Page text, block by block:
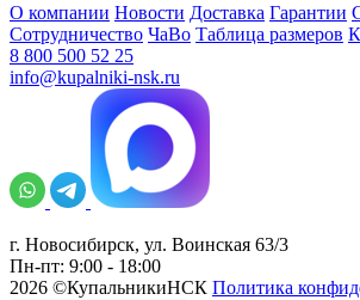
О компании Новости Доставка Гарантии
Сотрудничество ЧаВо Таблица размеров
8 800 500 52 25
info@kupalniki-nsk.ru
г. Новосибирск, ул. Воинская 63/3
Пн-пт: 9:00 - 18:00
2026 ©КупальникиНСК Политика